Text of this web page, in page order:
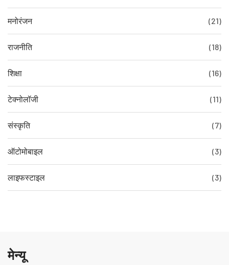
मनोरंजन (21)
राजनीति (18)
शिक्षा (16)
टेक्नोलॉजी (11)
संस्कृति (7)
ऑटोमोबाइल (3)
लाइफस्टाइल (3)
मेन्यू